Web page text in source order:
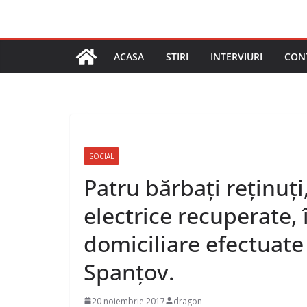
ACASA STIRI INTERVIURI
SOCIAL
Patru bărbați
electrice
domiciliare
Spanțov.
20 noiembrie 2017 dragon